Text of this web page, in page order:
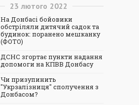
23 лютого 2022
На Донбасі бойовики
обстріляли дитячий садок та
будинок: поранено мешканку
(ФОТО)
ДСНС згортає пункти надання
допомоги на КПВВ Донбасу
Чи призупинить
"Укрзалізниця" сполучення з
Донбасом?